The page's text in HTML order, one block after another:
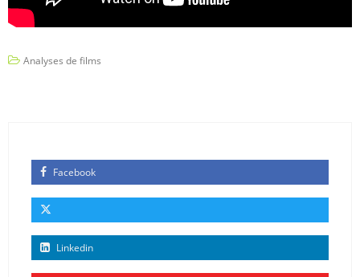
Analyses de films
Facebook
Linkedin